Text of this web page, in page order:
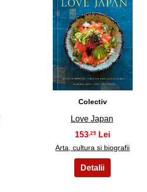
27
Colectiv
Love Japan
153,25
Arta, cultura si biografii